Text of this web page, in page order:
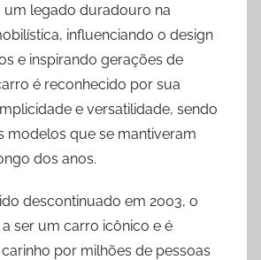
um legado duradouro na
influenciando o design
e inspirando gerações de
é reconhecido por sua
e versatilidade, sendo
modelos que se mantiveram
dos anos.
descontinuado em 2003, o
ser um carro icônico e é
por milhões de pessoas